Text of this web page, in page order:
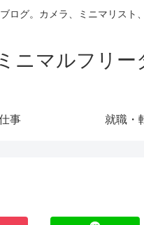
ログ。カメラ、ミニマリスト
ニマルフリー
事 就職・